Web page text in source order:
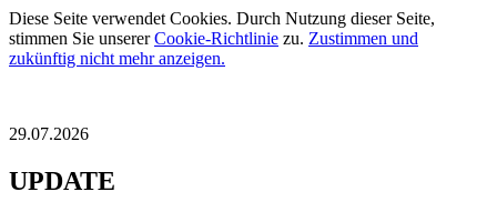
Diese Seite verwendet Cookies. Durch Nutzung dieser Seite,
stimmen Sie unsererCookie-Richtlinie zu. Zustimmen und
zukünftig nicht mehr anzeigen.
29.07.2026
UPDATE